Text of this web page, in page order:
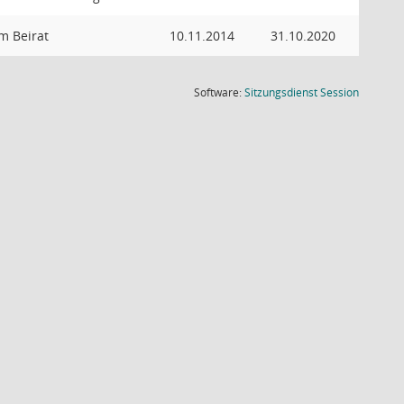
Beirat 10.11.2014 31.10.2020
Software:SitzungsdienstSession(Wird in